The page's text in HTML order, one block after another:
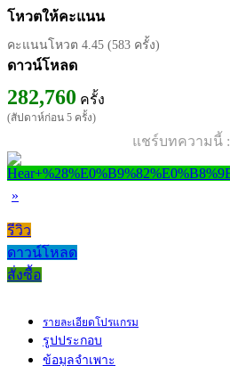
โหวตให้คะแนน
คะแนนโหวต 4.45 (583 ครั้ง)
ดาวน์โหลด
282,760 ครั้ง
(สัปดาห์ก่อน 5 ครั้ง)
แชร์บทความนี้ :
»
รีวิว
ดาวน์โหลด
สั่งซื้อ
รายละเอียดโปรแกรม
รูปประกอบ
ข้อมูลจำเพาะ